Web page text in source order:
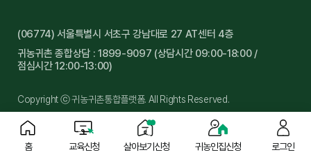
홈 교육신청 살아보기신청 귀농인집신청 로그인
(06774) 서울특별시 서초구 강남대로 27 AT센터 4층
귀농귀촌 종합상담 : 1899-9097 (상담시간 09:00-18:00 /
점심시간 12:00-13:00)
Copyright ⓒ 귀농귀촌통합플랫폼. All Rights Reserved.
관련사이트 방문하기